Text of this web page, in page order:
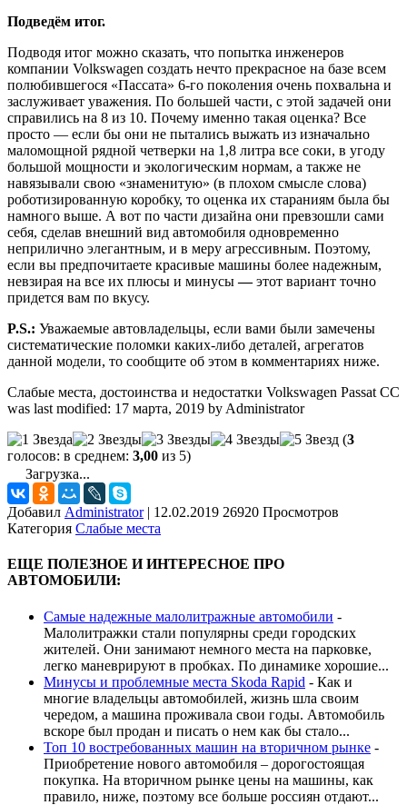
Подведём итог.
Подводя итог можно сказать, что попытка инженеров
компании Volkswagen создать нечто прекрасное на базе всем
полюбившегося «Пассата» 6-го поколения очень похвальна и
заслуживает уважения. По большей части, с этой задачей они
справились на 8 из 10. Почему именно такая оценка? Все
просто — если бы они не пытались выжать из изначально
маломощной рядной четверки на 1,8 литра все соки, в угоду
большой мощности и экологическим нормам, а также не
навязывали свою «знаменитую» (в плохом смысле слова)
роботизированную коробку, то оценка их стараниям была бы
намного выше. А вот по части дизайна они превзошли сами
себя, сделав внешний вид автомобиля одновременно
неприлично элегантным, и в меру агрессивным. Поэтому,
если вы предпочитаете красивые машины более надежным,
невзирая на все их плюсы и минусы—этот вариант точно
придется вам по вкусу.
P.S.: Уважаемые автовладельцы, если вами были замечены
систематические поломки каких-либо деталей, агрегатов
данной модели, то сообщите об этом в комментариях ниже.
Слабые места, достоинства и недостатки Volkswagen Passat CC
was last modified: 17 марта, 2019 by Administrator
(3
голосов: в среднем: 3,00 из 5)
Загрузка...
Добавил Administrator | 12.02.2019 26920 Просмотров
Категория Слабые места
ЕЩЕ ПОЛЕЗНОЕ И ИНТЕРЕСНОЕ ПРО
АВТОМОБИЛИ:
Самые надежные малолитражные автомобили -
Малолитражки стали популярны среди городских
жителей. Они занимают немного места на парковке,
легко маневрируют в пробках. По динамике хорошие...
Минусы и проблемные места Skoda Rapid - Как и
многие владельцы автомобилей, жизнь шла своим
чередом, а машина проживала свои годы. Автомобиль
вскоре был продан и писать о нем как бы стало...
Топ 10 востребованных машин на вторичном рынке -
Приобретение нового автомобиля – дорогостоящая
покупка. На вторичном рынке цены на машины, как
правило, ниже, поэтому все больше россиян отдают...